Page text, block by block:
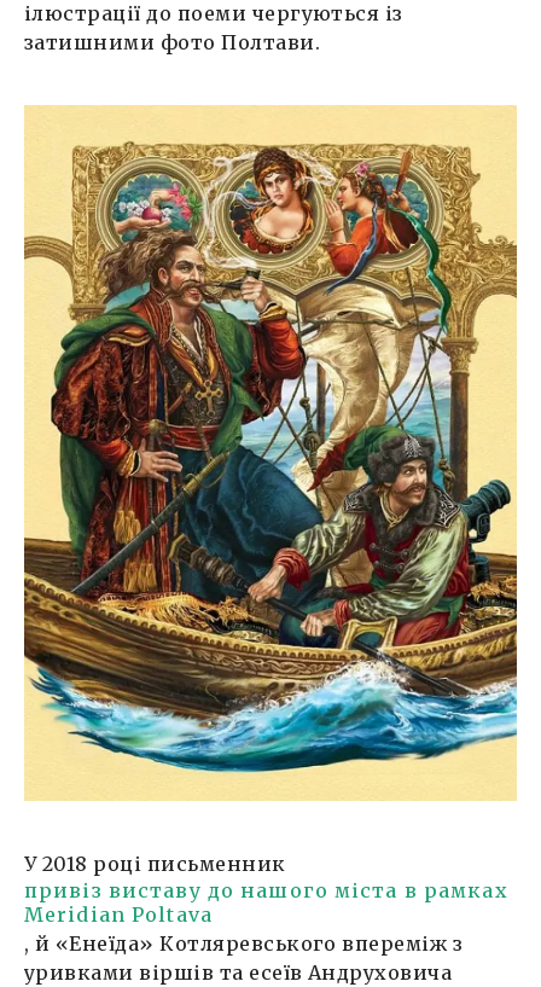
ілюстрації до поеми чергуються із
затишними фото Полтави.
У 2018 році письменник
привіз виставу до нашого міста в рамках
Meridian Poltava
, й «Енеїда» Котляревського впереміж з
уривками віршів та есеїв Андруховича